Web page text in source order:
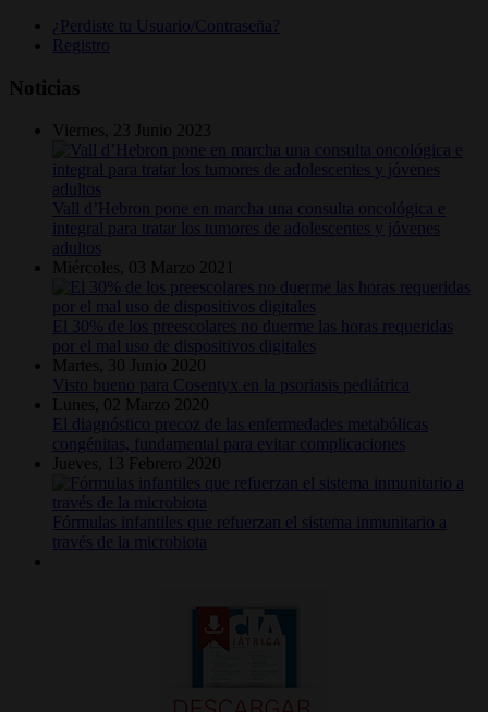
¿Perdiste tu Usuario/Contraseña?
Registro
Noticias
Viernes, 23 Junio 2023
Vall d’Hebron pone en marcha una consulta oncológica e
integral para tratar los tumores de adolescentes y jóvenes
adultos
Miércoles, 03 Marzo 2021
El 30% de los preescolares no duerme las horas requeridas
por el mal uso de dispositivos digitales
Martes, 30 Junio 2020
Visto bueno para Cosentyx en la psoriasis pediátrica
Lunes, 02 Marzo 2020
El diagnóstico precoz de las enfermedades metabólicas
congénitas, fundamental para evitar complicaciones
Jueves, 13 Febrero 2020
Fórmulas infantiles que refuerzan el sistema inmunitario a
través de la microbiota